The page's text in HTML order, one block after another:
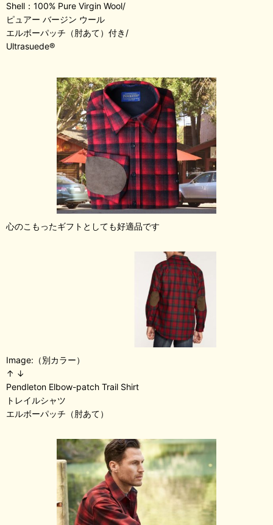
Shell：100% Pure Virgin Wool/
ピュアー バージン ウール
エルボーパッチ（肘あて）付き/
Ultrasuede®
心のこもったギフトとしても好適品です
Image:（別カラー）
↑ ↓
Pendleton Elbow-patch Trail Shirt
トレイルシャツ
エルボーパッチ（肘あて）